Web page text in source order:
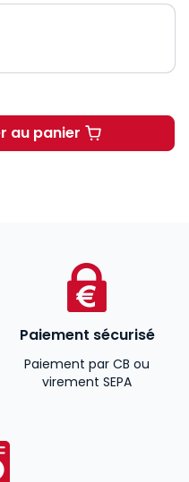
au panier
L'émergence d'un
Paiement sécurisé
Paiement par CB ou
virement SEPA